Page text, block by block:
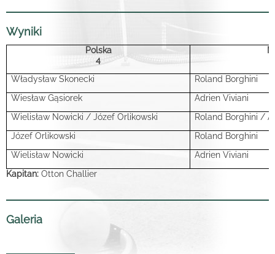
Wyniki
Polska
4
Władysław Skonecki
Roland Borghini
Wiesław Gąsiorek
Adrien Viviani
Wielisław Nowicki / Józef Orlikowski
Roland Borghini /
Józef Orlikowski
Roland Borghini
Wielisław Nowicki
Adrien Viviani
Kapitan: Otton Challier
Galeria